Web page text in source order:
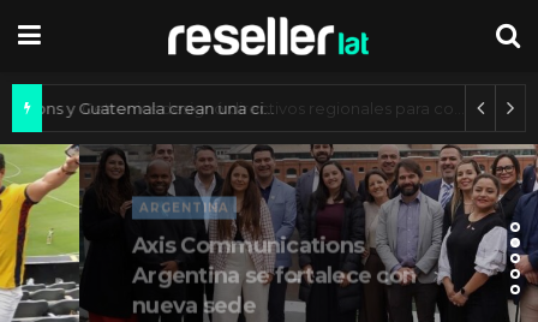
Axis Communications y Guatemala crean una ciudad inteligente
ARGENTINA
Axis Communications
Argentina se fortalece con
nueva sede